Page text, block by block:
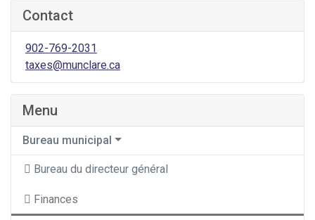
Contact
902-769-2031
taxes@munclare.ca
Menu
Bureau municipal
Bureau du directeur général
Finances